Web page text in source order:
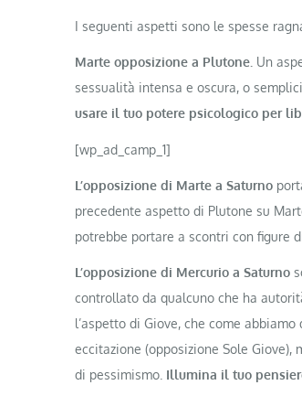
I seguenti aspetti sono le spesse
Marte opposizione a Plutone. Un
sessualità intensa e oscura, o
usare il tuo potere psicologico per
[wp_ad_camp_1]
L’opposizione di Marte a Saturno
precedente aspetto di Plutone su
potrebbe portare a scontri con figure
L’opposizione di Mercurio a Saturno
controllato da qualcuno che ha
l’aspetto di Giove, che come
eccitazione (opposizione Sole Giove),
di pessimismo. Illumina il tuo